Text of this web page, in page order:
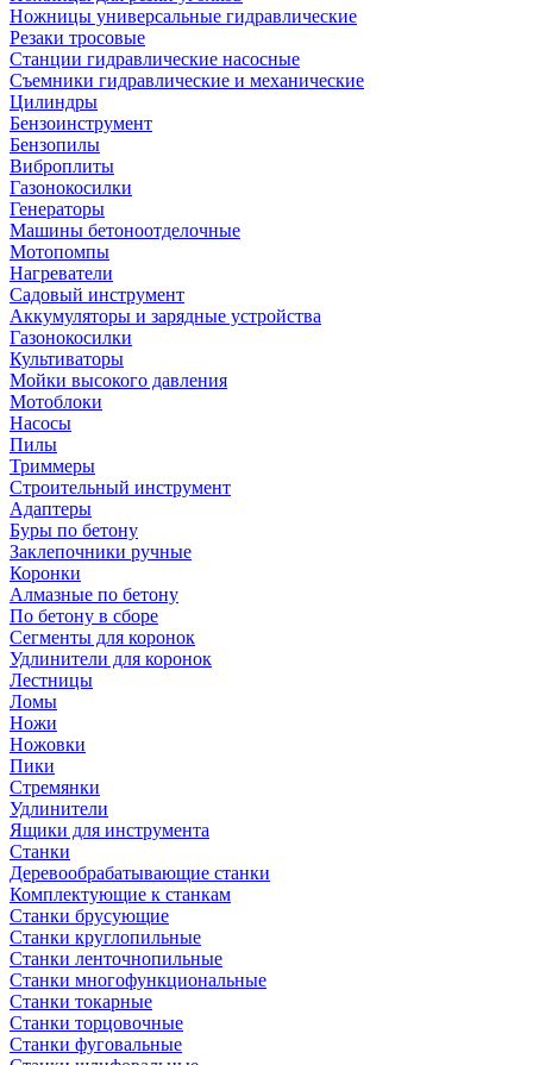
Ножницы универсальные гидравлические
Резаки тросовые
Станции гидравлические насосные
Съемники гидравлические и механические
Цилиндры
Бензоинструмент
Бензопилы
Виброплиты
Газонокосилки
Генераторы
Машины бетоноотделочные
Мотопомпы
Нагреватели
Садовый инструмент
Аккумуляторы и зарядные устройства
Газонокосилки
Культиваторы
Мойки высокого давления
Мотоблоки
Насосы
Пилы
Триммеры
Строительный инструмент
Адаптеры
Буры по бетону
Заклепочники ручные
Коронки
Алмазные по бетону
По бетону в сборе
Сегменты для коронок
Удлинители для коронок
Лестницы
Ломы
Ножи
Ножовки
Пики
Стремянки
Удлинители
Ящики для инструмента
Станки
Деревообрабатывающие станки
Комплектующие к станкам
Станки брусующие
Станки круглопильные
Станки ленточнопильные
Станки многофункциональные
Станки токарные
Станки торцовочные
Станки фуговальные